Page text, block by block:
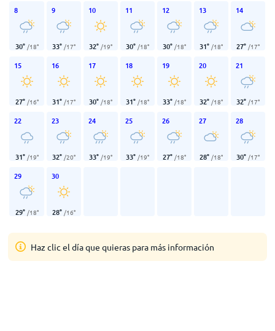
8
30° /18°
9
33° /17°
10
32° /19°
11
30° /18°
12
30° /18°
13
31° /18°
14
27° /17°
15
27° /16°
16
31° /17°
17
30° /18°
18
31° /18°
19
33° /18°
20
32° /18°
21
32° /17°
22
31° /19°
23
32° /20°
24
33° /19°
25
33° /19°
26
27° /18°
27
28° /18°
28
30° /17°
29
29° /18°
30
28° /16°
Haz clic el día que quieras para más información